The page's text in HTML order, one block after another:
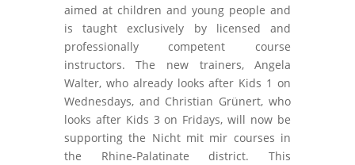
aimed at children and young people and
is taught exclusively by licensed and
professionally competent course
instructors. The new trainers, Angela
Walter, who already looks after Kids 1 on
Wednesdays, and Christian Grünert, who
looks after Kids 3 on Fridays, will now be
supporting the Nicht mit mir courses in
the Rhine-Palatinate district. This